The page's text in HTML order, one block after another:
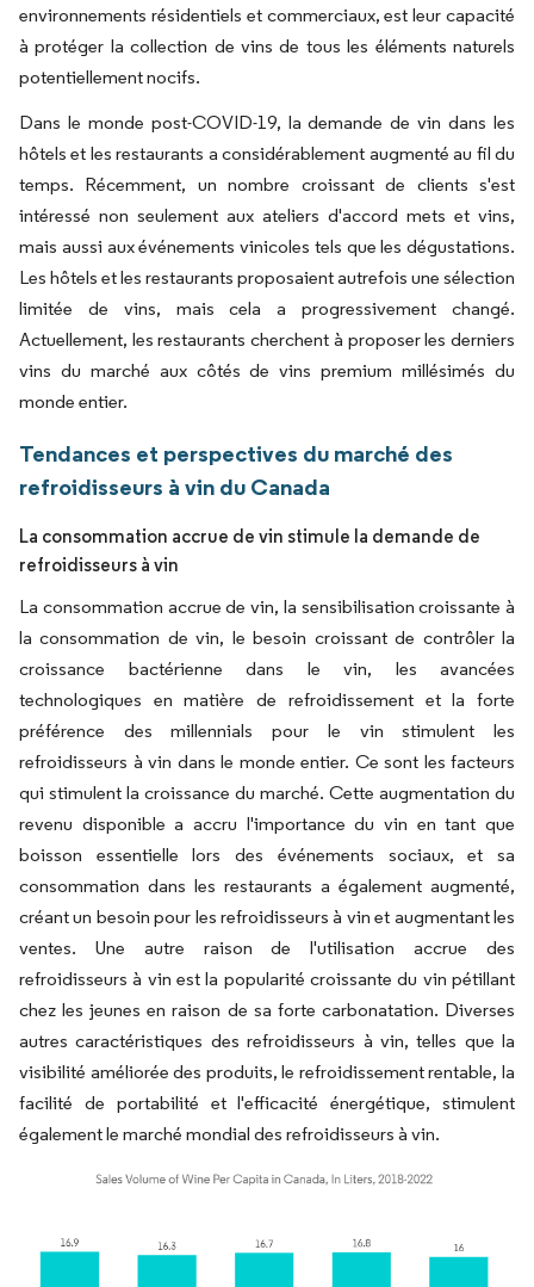
environnements résidentiels et commerciaux, est leur capacité
à protéger la collection de vins de tous les éléments naturels
potentiellement nocifs.
Dans le monde post-COVID-19, la demande de vin dans les
hôtels et les restaurants a considérablement augmenté au fil du
temps. Récemment, un nombre croissant de clients s'est
intéressé non seulement aux ateliers d'accord mets et vins,
mais aussi aux événements vinicoles tels que les dégustations.
Les hôtels et les restaurants proposaient autrefois une sélection
limitée de vins, mais cela a progressivement changé.
Actuellement, les restaurants cherchent à proposer les derniers
vins du marché aux côtés de vins premium millésimés du
monde entier.
Tendances et perspectives du marché des
refroidisseurs à vin du Canada
La consommation accrue de vin stimule la demande de
refroidisseurs à vin
La consommation accrue de vin, la sensibilisation croissante à
la consommation de vin, le besoin croissant de contrôler la
croissance bactérienne dans le vin, les avancées
technologiques en matière de refroidissement et la forte
préférence des millennials pour le vin stimulent les
refroidisseurs à vin dans le monde entier. Ce sont les facteurs
qui stimulent la croissance du marché. Cette augmentation du
revenu disponible a accru l'importance du vin en tant que
boisson essentielle lors des événements sociaux, et sa
consommation dans les restaurants a également augmenté,
créant un besoin pour les refroidisseurs à vin et augmentant les
ventes. Une autre raison de l'utilisation accrue des
refroidisseurs à vin est la popularité croissante du vin pétillant
chez les jeunes en raison de sa forte carbonatation. Diverses
autres caractéristiques des refroidisseurs à vin, telles que la
visibilité améliorée des produits, le refroidissement rentable, la
facilité de portabilité et l'efficacité énergétique, stimulent
également le marché mondial des refroidisseurs à vin.